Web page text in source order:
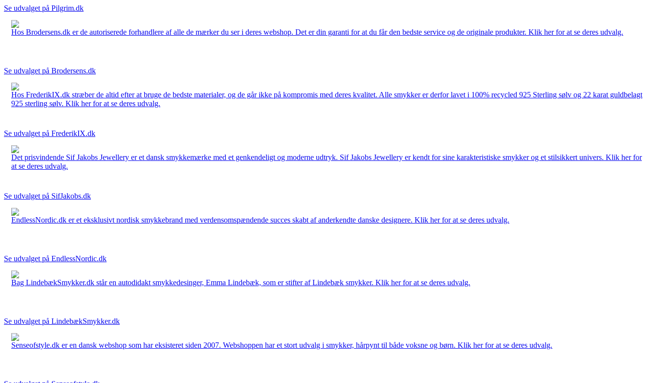
Se udvalget på Pilgrim.dk
Hos Brodersens.dk er de autoriserede forhandlere af alle de mærker du ser i deres webshop. Det er din garanti for at du får den bedste service og de originale produkter. Klik her for at se deres udvalg.
Se udvalget på Brodersens.dk
Hos FrederikIX.dk stræber de altid efter at bruge de bedste materialer, og de går ikke på kompromis med deres kvalitet. Alle smykker er derfor lavet i 100% recycled 925 Sterling sølv og 22 karat guldbelagt
925 sterling sølv. Klik her for at se deres udvalg.
Se udvalget på FrederikIX.dk
Det prisvindende Sif Jakobs Jewellery er et dansk smykkemærke med et genkendeligt og moderne udtryk. Sif Jakobs Jewellery er kendt for sine karakteristiske smykker og et stilsikkert univers. Klik her for
at se deres udvalg.
Se udvalget på SifJakobs.dk
EndlessNordic.dk er et eksklusivt nordisk smykkebrand med verdensomspændende succes skabt af anderkendte danske designere. Klik her for at se deres udvalg.
Se udvalget på EndlessNordic.dk
Bag LindebækSmykker.dk står en autodidakt smykkedesinger, Emma Lindebæk, som er stifter af Lindebæk smykker. Klik her for at se deres udvalg.
Se udvalget på LindebækSmykker.dk
Senseofstyle.dk er en dansk webshop som har eksisteret siden 2007. Webshoppen har et stort udvalg i smykker, hårpynt til både voksne og børn. Klik her for at se deres udvalg.